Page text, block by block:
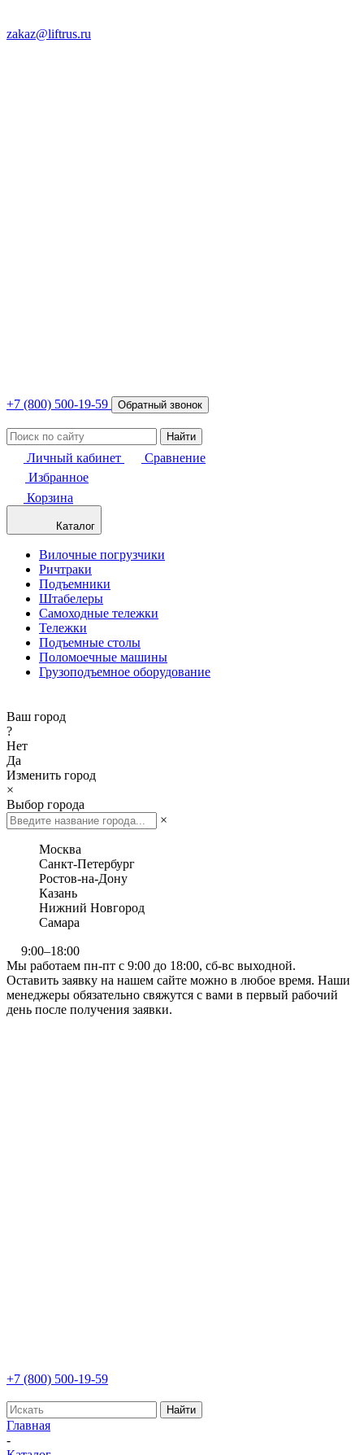
zakaz@liftrus.ru
+7 (800) 500-19-59 Обратный звонок
Найти
Личный кабинет
Сравнение
Избранное
Корзина
Каталог
Вилочные погрузчики
Ричтраки
Подъемники
Штабелеры
Самоходные тележки
Тележки
Подъемные столы
Поломоечные машины
Грузоподъемное оборудование
Ваш город
?
Нет
Да
Изменить город
×
Выбор города
×
Москва
Санкт-Петербург
Ростов-на-Дону
Казань
Нижний Новгород
Самара
9:00–18:00
Мы работаем пн-пт с 9:00 до 18:00, сб-вс выходной.
Оставить заявку на нашем сайте можно в любое время. Наши
менеджеры обязательно свяжутся с вами в первый рабочий
день после получения заявки.
+7 (800) 500-19-59
Найти
Главная
-